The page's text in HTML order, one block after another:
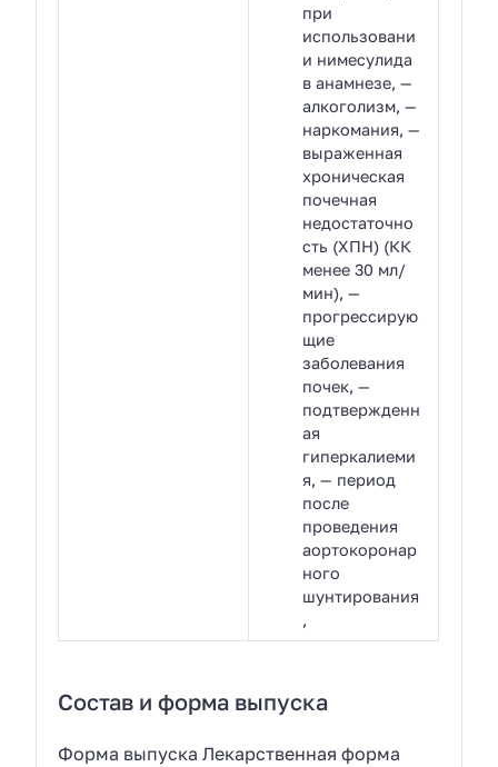
при
использовани
и нимесулида
в анамнезе, —
алкоголизм, —
наркомания, —
выраженная
хроническая
почечная
недостаточно
сть (ХПН) (КК
менее 30 мл/
мин), —
прогрессирую
щие
заболевания
почек, —
подтвержденн
ая
гиперкалиеми
я, — период
после
проведения
аортокоронар
ного
шунтирования
,
Состав и форма выпуска
Форма выпуска Лекарственная форма